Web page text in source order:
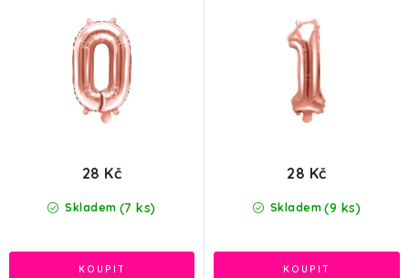
Skladem (7 ks)
28 Kč
Skladem (9 ks)
28 Kč